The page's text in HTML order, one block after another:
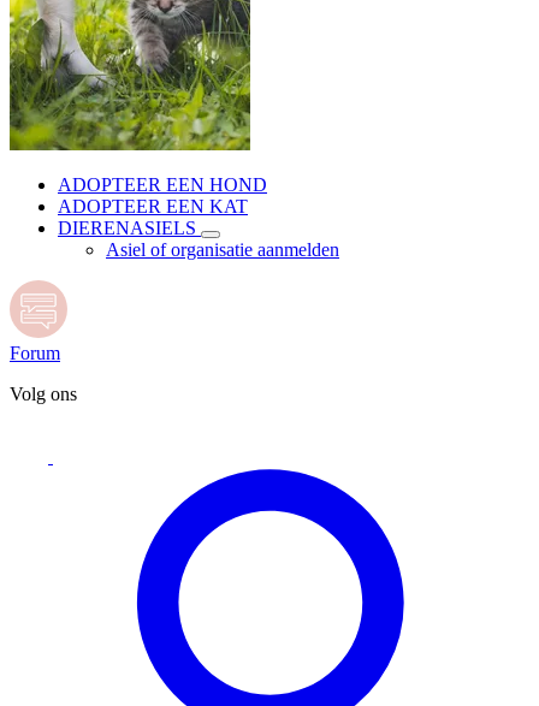
ADOPTEER EEN HOND
ADOPTEER EEN KAT
DIERENASIELS
Asiel of organisatie aanmelden
Forum
Volg ons